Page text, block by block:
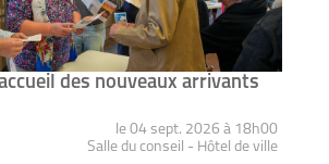
des nouveaux arrivants
le 04 sept. 2026 à 18h00
Salle du conseil - Hôtel de ville